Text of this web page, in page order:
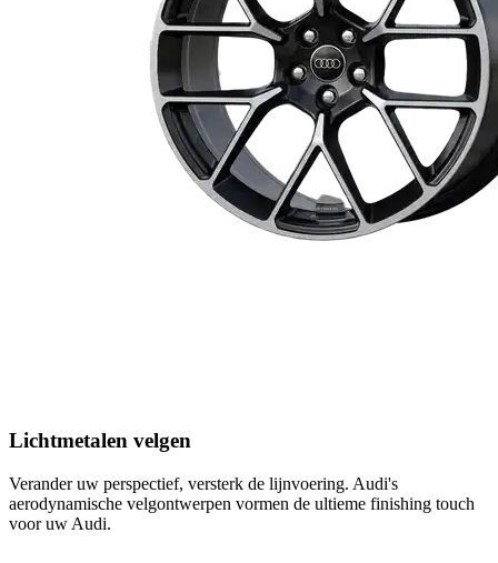
Lichtmetalen velgen
Verander uw perspectief, versterk de lijnvoering. Audi's
aerodynamische velgontwerpen vormen de ultieme finishing touch
voor uw Audi.